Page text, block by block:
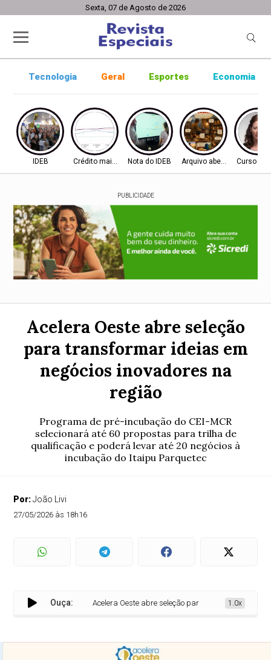
Sexta, 07 de Agosto de 2026
Tecnologia Geral Esportes Economia
IDEB Crédito mais difícilNota do IDEB Arquivo aberto Curso
PUBLICIDADE
Acelera Oeste abre seleção
para transformar ideias em
negócios inovadores na
região
Programa de pré-incubação do CEI-MCR
selecionará até 60 propostas para trilha de
qualificação e poderá levar até 20 negócios à
incubação do Itaipu Parquetec
Por:João Livi
27/05/2026 às 18h16
Ouça: Acelera Oeste abre seleção para transformar ideias
1.0x